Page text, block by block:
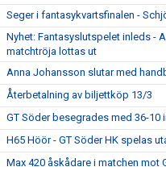
Seger i fantasykvartsfinalen -
Nyhet: Fantasyslutspelet inleds -
matchtröja lottas ut
Anna Johansson slutar med
Återbetalning av biljettköp 13/3
GT Söder besegrades med 36-10
H65 Höör - GT Söder HK spelas
Max 420 åskådare i matchen mot